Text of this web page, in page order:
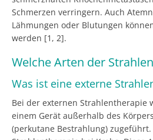
Schmerzen verringern. Auch
Lähmungen oder Blutungen
werden [1, 2].
Welche Arten der
Was ist eine externe
Bei der externen Strahlentherapie
einem Gerät außerhalb des
(perkutane Bestrahlung)